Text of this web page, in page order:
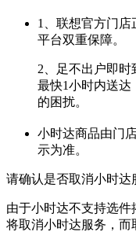
1、联想官方门
平台双重保障。
2、足不出户即时
最快1小时内送
的困扰。
小时达商品由门
示为准。
请确认是否取消小时达
由于小时达不支持选
将取消小时达服务，而